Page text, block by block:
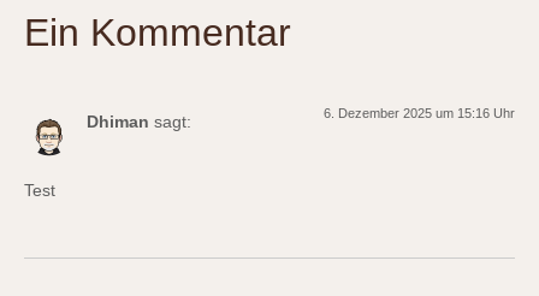
Ein Kommentar
Dhiman sagt: 6. Dezember 2025 um 15:16 Uhr
Test